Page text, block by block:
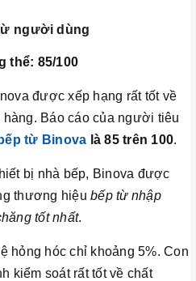
người dùng
thể: 85/100
được xếp hạng rất tốt về
Báo cáo của người tiêu
bếp từ Binova là 85 trên 100.
bị nhà bếp, Binova được
thương hiệu bếp từ nhập
tốt nhất.
hỏng hóc chỉ khoảng 5%. Con
kiểm soát rất tốt về chất